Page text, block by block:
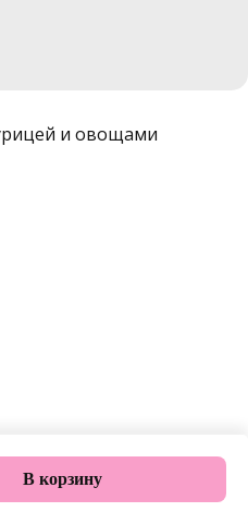
и овощами
В корзину